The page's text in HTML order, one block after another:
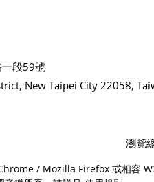
段59號
New Taipei City 22058,
瀏覽
/ Mozilla Firefox 或相容